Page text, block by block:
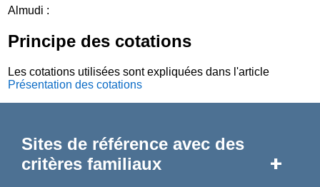
Almudi :
Principe des cotations
Les cotations utilisées sont expliquées dans l'article
Présentation des cotations
Sites de référence avec des
critères familiaux
+